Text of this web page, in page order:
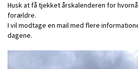
Husk at få tjekket årskalenderen for
forældre.
I vil modtage en mail med flere
dagene.